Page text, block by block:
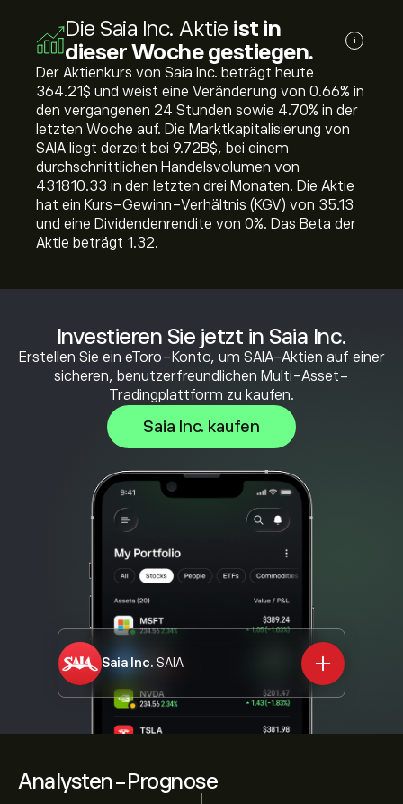
Analysten-Prognose
Investieren Sie jetzt in Saia Inc.
Erstellen Sie ein eToro-Konto, um SAIA-Aktien auf einer
sicheren, benutzerfreundlichen Multi-Asset-
Tradingplattform zu kaufen.
Saia Inc. kaufen
Saia Inc. SAIA
Die Saia Inc. Aktie ist in
dieser Woche gestiegen.
i
Der Aktienkurs von Saia Inc. beträgt heute
364.21‎$‎ und weist eine Veränderung von ‎0.66‎% in
den vergangenen 24 Stunden sowie ‎4.70‎% in der
letzten Woche auf. Die Marktkapitalisierung von
SAIA liegt derzeit bei 9.72B‎$‎, bei einem
durchschnittlichen Handelsvolumen von
431810.33 in den letzten drei Monaten. Die Aktie
hat ein Kurs-Gewinn-Verhältnis (KGV) von 35.13
und eine Dividendenrendite von 0%. Das Beta der
Aktie beträgt 1.32.